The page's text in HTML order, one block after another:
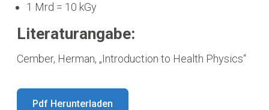
1 Mrd = 10 kGy
Literaturangabe:
Cember, Herman, „Introduction to Health Physics“
Pdf Herunterladen